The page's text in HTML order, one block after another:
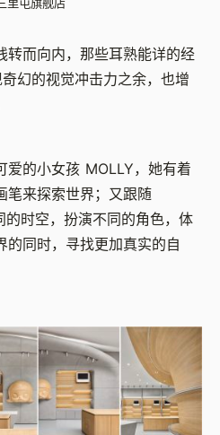
转而向内，那些耳熟能详的经
幻的视觉冲击力之余，也增
爱的小女孩 MOLLY，她有着
笔来探索世界；又跟随
时空，扮演不同的角色，体
的同时，寻找更加真实的自